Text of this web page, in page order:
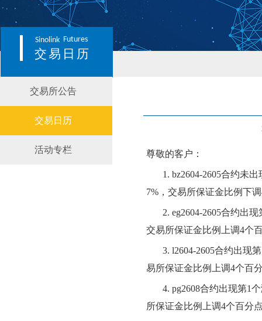
Sinolink Futures
交易日历
交易所公告
交易日历
活动专栏 尊敬的客户：
1. bz2604-2605合约未
7%，交易所保证金比例下
2. eg2604-2605合约出
交易所保证金比例上调4个
3. l2604-2605合约出现
易所保证金比例上调4个百
4. pg2608合约出现第1
所保证金比例上调4个百分